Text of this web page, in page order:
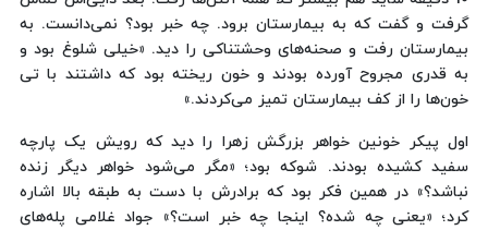
گرفت و گفت که به بیمارستان برود. چه خبر بود؟ نمی‌دانست. به
بیمارستان رفت و صحنه‌های وحشتناکی را دید. «خیلی شلوغ بود و
به قدری مجروح آورده بودند و خون ریخته بود که داشتند با تی
خون‌ها را از کف بیمارستان تمیز می‌کردند.»
اول پیکر خونین خواهر بزرگش زهرا را دید که رویش یک پارچه
سفید کشیده بودند. شوکه بود؛ «مگر می‌شود خواهر دیگر زنده
نباشد؟» در همین فکر بود که برادرش با دست به طبقه بالا اشاره
کرد؛ «یعنی چه شده؟ اینجا چه خبر است؟» جواد غلامی پله‌های